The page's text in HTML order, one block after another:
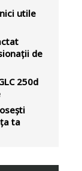
utile
de
250d
ta